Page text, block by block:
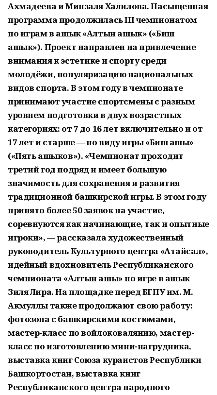
Ахмадеева и Минзаля Халилова. Насыщенная
программа продолжилась III чемпионатом
по играм в ашык «Алтын ашык» («Биш
ашык»). Проект направлен на привлечение
внимания к эстетике и спорту среди
молодёжи, популяризацию национальных
видов спорта. В этом году в чемпионате
принимают участие спортсмены с разным
уровнем подготовки в двух возрастных
категориях: от 7 до 16 лет включительно и от
17 лет и старше — по виду игры «Биш ашыҡ»
(«Пять ашыков»). «Чемпионат проходит
третий год подряд и имеет большую
значимость для сохранения и развития
традиционной башкирской игры. В этом году
принято более 50 заявок на участие,
соревнуются как начинающие, так и опытные
игроки», — рассказала художественный
руководитель Культурного центра «Атайсал»,
идейный вдохновитель Республиканского
чемпионата «Алтын ашыҡ» по игре в ашык
Зиля Лира. На площадке перед БГПУ им. М.
Акмуллы также продолжают свою работу:
фотозона с башкирскими костюмами,
мастер-класс по войлоковалянию, мастер-
класс по изготовлению мини-нагрудника,
выставка книг Союза кураистов Республики
Башкортостан, выставка книг
Республиканского центра народного